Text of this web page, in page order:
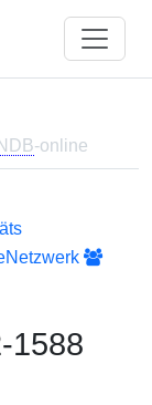
NDB-online
Netzwerk
1588